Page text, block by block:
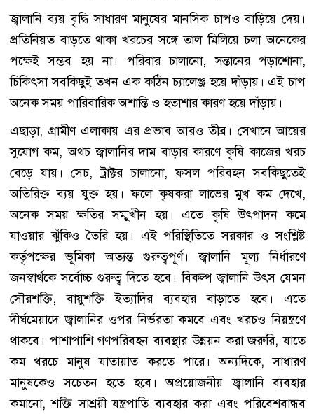
জ্বালানি ব্যয় বৃদ্ধি সাধারণ মানুষের মানসিক চাপও বাড়িয়ে দেয়।
প্রতিনিয়ত বাড়তে থাকা খরচের সঙ্গে তাল মিলিয়ে চলা অনেকের
পক্ষেই সম্ভব হয় না। পরিবার চালানো, সন্তানের পড়াশোনা,
চিকিৎসা সবকিছুই তখন এক কঠিন চ্যালেঞ্জ হয়ে দাঁড়ায়। এই চাপ
অনেক সময় পারিবারিক অশান্তি ও হতাশার কারণ হয়ে দাঁড়ায়।
এছাড়া, গ্রামীণ এলাকায় এর প্রভাব আরও তীব্র। সেখানে আয়ের
সুযোগ কম, অথচ জ্বালানির দাম বাড়ার কারণে কৃষি কাজের খরচ
বেড়ে যায়। সেচ, ট্রাক্টর চালানো, ফসল পরিবহন সবকিছুতেই
অতিরিক্ত ব্যয় যুক্ত হয়। ফলে কৃষকরা লাভের মুখ কম দেখে,
অনেক সময় ক্ষতির সম্মুখীন হয়। এতে কৃষি উৎপাদন কমে
যাওয়ার ঝুঁকিও তৈরি হয়। এই পরিস্থিতিতে সরকার ও সংশ্লিষ্ট
কর্তৃপক্ষের ভূমিকা অত্যন্ত গুরুত্বপূর্ণ। জ্বালানি মূল্য নির্ধারণে
জনস্বার্থকে সর্বোচ্চ গুরুত্ব দিতে হবে। বিকল্প জ্বালানি উৎস যেমন
সৌরশক্তি, বায়ুশক্তি ইত্যাদির ব্যবহার বাড়াতে হবে। এতে
দীর্ঘমেয়াদে জ্বালানির ওপর নির্ভরতা কমবে এবং খরচও নিয়ন্ত্রণে
থাকবে। পাশাপাশি গণপরিবহন ব্যবস্থার উন্নয়ন করা জরুরি, যাতে
কম খরচে মানুষ যাতায়াত করতে পারে। অন্যদিকে, সাধারণ
মানুষকেও সচেতন হতে হবে। অপ্রয়োজনীয় জ্বালানি ব্যবহার
কমানো, শক্তি সাশ্রয়ী যন্ত্রপাতি ব্যবহার করা এবং পরিবেশবান্ধব